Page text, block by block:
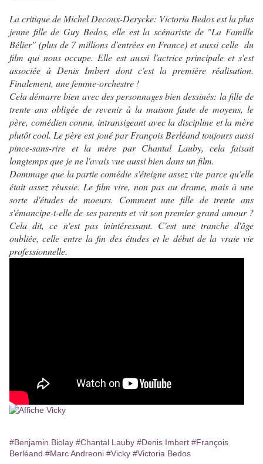
La critique de Michel Decoux-Derycke: Victoria Bedos est la plus
jeune fille de Guy Bedos, elle est la scénariste de "La Famille
Bélier" (plus de 7 millions d'entrées en France) et aussi celle du
film qui nous occupe. Elle est aussi l'actrice principale et s'est
associée à Denis Imbert dont c'est la première réalisation.
Finalement, une femme-orchestre !
Cela démarre bien avec des personnages bien dessinés: la fille de
trente ans obligée de revenir à la maison faute de moyens, le
père, comédien connu, intransigeant avec la discipline et la mère
plutôt cool. Le père est joué par François Berléand toujours aussi
pince-sans-rire et la mère par Chantal Lauby, cela faisait
longtemps que je ne l'avais vue aussi bien dans un film.
Dommage que la partie comédie s'éteigne assez vite parce qu'elle
était assez réussie. Le film vire, non pas au drame, mais à une
sorte d'études de moeurs. Comment une fille de trente ans
s'émancipe-t-elle de ses parents et vit son premier grand amour ?
Cela dit, ce n'est pas inintéressant. C'est une tranche d'âge
oubliée, celle entre la fin des études et le début de la vraie vie
professionnelle.
#Benjamin Biolay #Chantal Lauby #Denis Imbert #François
Berléand #Marc Andreoni #Vicky #Victoria Bedos